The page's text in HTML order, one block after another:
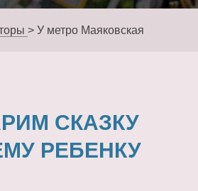
> У метро Маяковская
СКАЗКУ
РЕБЕНКУ